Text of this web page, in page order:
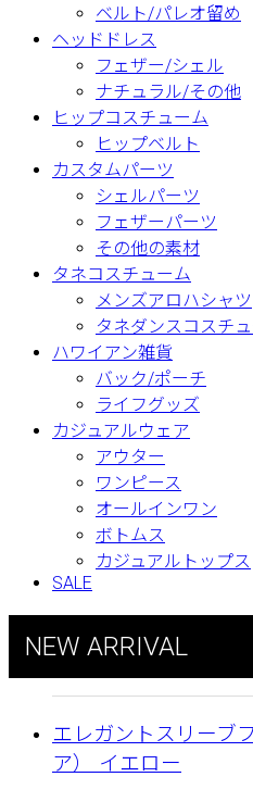
ベルト/パレオ留め
ヘッドドレス
フェザー/シェル
ナチュラル/その他
ヒップコスチューム
ヒップベルト
カスタムパーツ
シェルパーツ
フェザーパーツ
その他の素材
タネコスチューム
メンズアロハシャツ
タネダンスコスチ
ハワイアン雑貨
バック/ポーチ
ライフグッズ
カジュアルウェア
アウター
ワンピース
オールインワン
ボトムス
カジュアルトップス
SALE
NEW ARRIVAL
エレガントスリーブ
ア） イエロー